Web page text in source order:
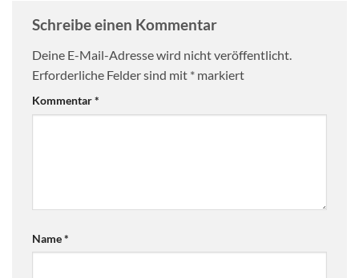
Schreibe einen Kommentar
Deine E-Mail-Adresse wird nicht veröffentlicht.
Erforderliche Felder sind mit * markiert
Kommentar*
Name*